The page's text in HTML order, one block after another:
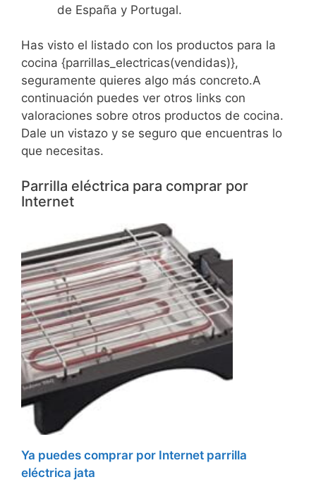
de España y Portugal.
Has visto el listado con los productos para la
cocina {parrillas_electricas(vendidas)},
seguramente quieres algo más concreto.A
continuación puedes ver otros links con
valoraciones sobre otros productos de cocina.
Dale un vistazo y se seguro que encuentras lo
que necesitas.
Parrilla eléctrica para comprar por
Internet
Ya puedes comprar por Internet parrilla
eléctrica jata